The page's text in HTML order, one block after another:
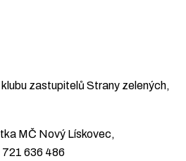
zastupitelů Strany zelených,
MČ Nový Lískovec,
636 486